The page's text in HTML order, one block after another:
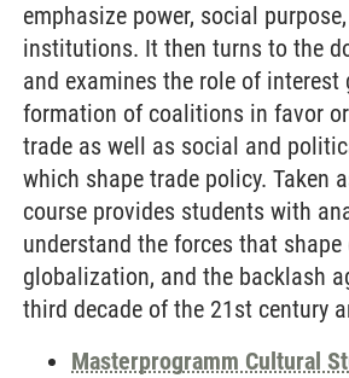
emphasize power, social
institutions. It then turns to the
and examines the role of interest
formation of coalitions in favor
trade as well as social and
which shape trade policy. Taken
course provides students with
understand the forces that shape
globalization, and the backlash
third decade of the 21st century
Masterprogramm Cultural